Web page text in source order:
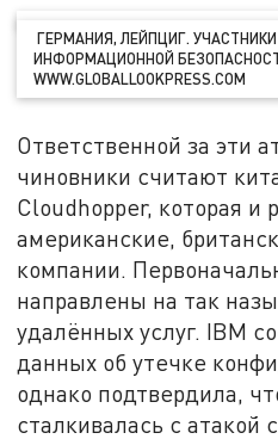
ГЕРМАНИЯ, ЛЕЙПЦИГ.
ИНФОРМАЦИОННОЙ
WWW.GLOBALLOOKPRESS.COM
Ответственной за эти
чиновники считают
Cloudhopper, которая и
американские,
компании.
направлены на так
удалённых услуг. IBM
данных об утечке
однако подтвердила,
сталкивалась с атакой